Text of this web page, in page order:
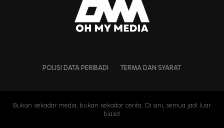
POLISI DATA PERIBADI TERMA DAN SYARAT
Bukan sekadar media, bukan sekadar cerita. Di sini, semua jadi luar
biasa!